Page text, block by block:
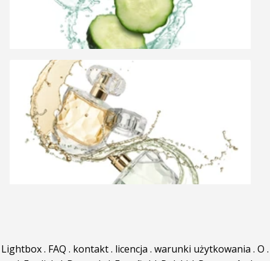
Lightbox. FAQ . kontakt. licencja . warunki użytkowania . O .